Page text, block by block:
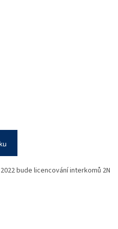
bude licencování interkomů 2N